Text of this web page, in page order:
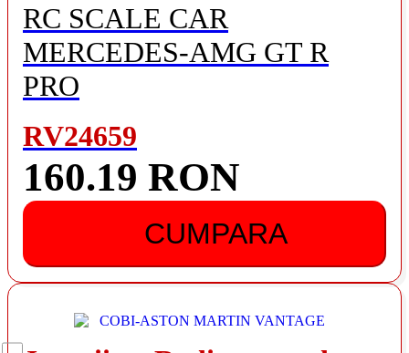
RC SCALE CAR
MERCEDES-AMG GT R
PRO
RV24659
160.19 RON
CUMPARA